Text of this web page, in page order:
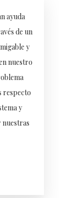
ayuda
de un
y
nuestro
respecto
y
nuestras